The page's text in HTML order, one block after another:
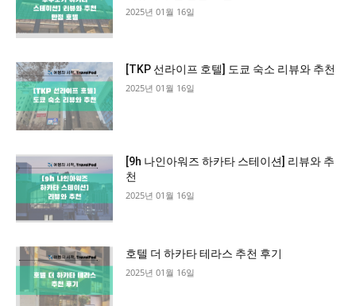
2025년 01월 16일
[TKP 선라이프 호텔] 도쿄 숙소 리뷰와 추천
2025년 01월 16일
[9h 나인아워즈 하카타 스테이션] 리뷰와 추
천
2025년 01월 16일
호텔 더 하카타 테라스 추천 후기
2025년 01월 16일